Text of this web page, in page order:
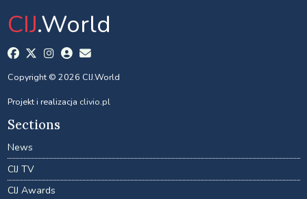
CIJ.World
Copyright © 2026 CIJ.World
Projekt i realizacja clivio.pl
Sections
News
CIJ TV
CIJ Awards